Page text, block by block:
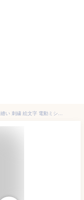
[ベルメゾン] ミシン コンピュータミシン 文字縫い 刺繍 絵文字 電動ミシン フラワー柄 Bセット